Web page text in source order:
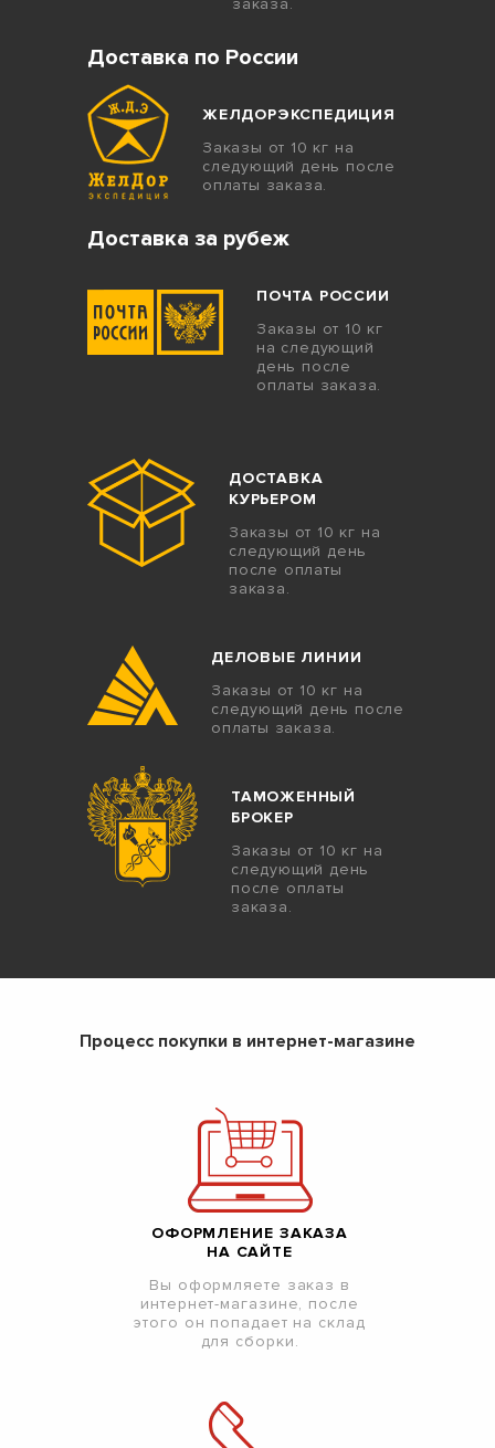
заказа.
Доставка по России
ЖЕЛДОРЭКСПЕДИЦИЯ
Заказы от 10 кг на
следующий день после
оплаты заказа.
Доставка за рубеж
ПОЧТА РОССИИ
Заказы от 10 кг
на следующий
день после
оплаты заказа.
ДОСТАВКА
КУРЬЕРОМ
Заказы от 10 кг на
следующий день
после оплаты
заказа.
ДЕЛОВЫЕ ЛИНИИ
Заказы от 10 кг на
следующий день после
оплаты заказа.
ТАМОЖЕННЫЙ
БРОКЕР
Заказы от 10 кг на
следующий день
после оплаты
заказа.
Процесс покупки в интернет-магазине
ОФОРМЛЕНИЕ ЗАКАЗА
НА САЙТЕ
Вы оформляете заказ в
интернет-магазине, после
этого он попадает на склад
для сборки.